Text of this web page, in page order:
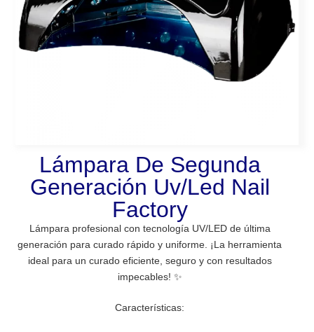
Lámpara De Segunda
Generación Uv/Led Nail
Factory
Lámpara profesional con tecnología UV/LED de última
generación para curado rápido y uniforme. ¡La herramienta
ideal para un curado eficiente, seguro y con resultados
impecables! ✨
Características: